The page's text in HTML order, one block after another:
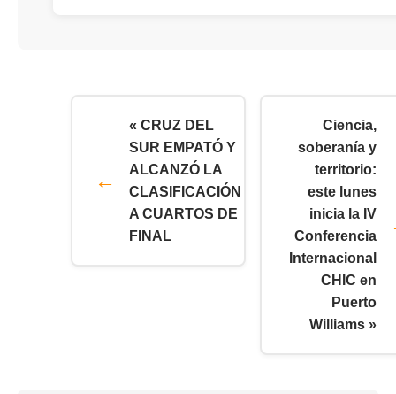
« CRUZ DEL
SUR EMPATÓ Y
ALCANZÓ LA
CLASIFICACIÓN
A CUARTOS DE
FINAL
Ciencia,
soberanía y
territorio:
este lunes
inicia la IV
Conferencia
Internacional
CHIC en
Puerto
Williams »